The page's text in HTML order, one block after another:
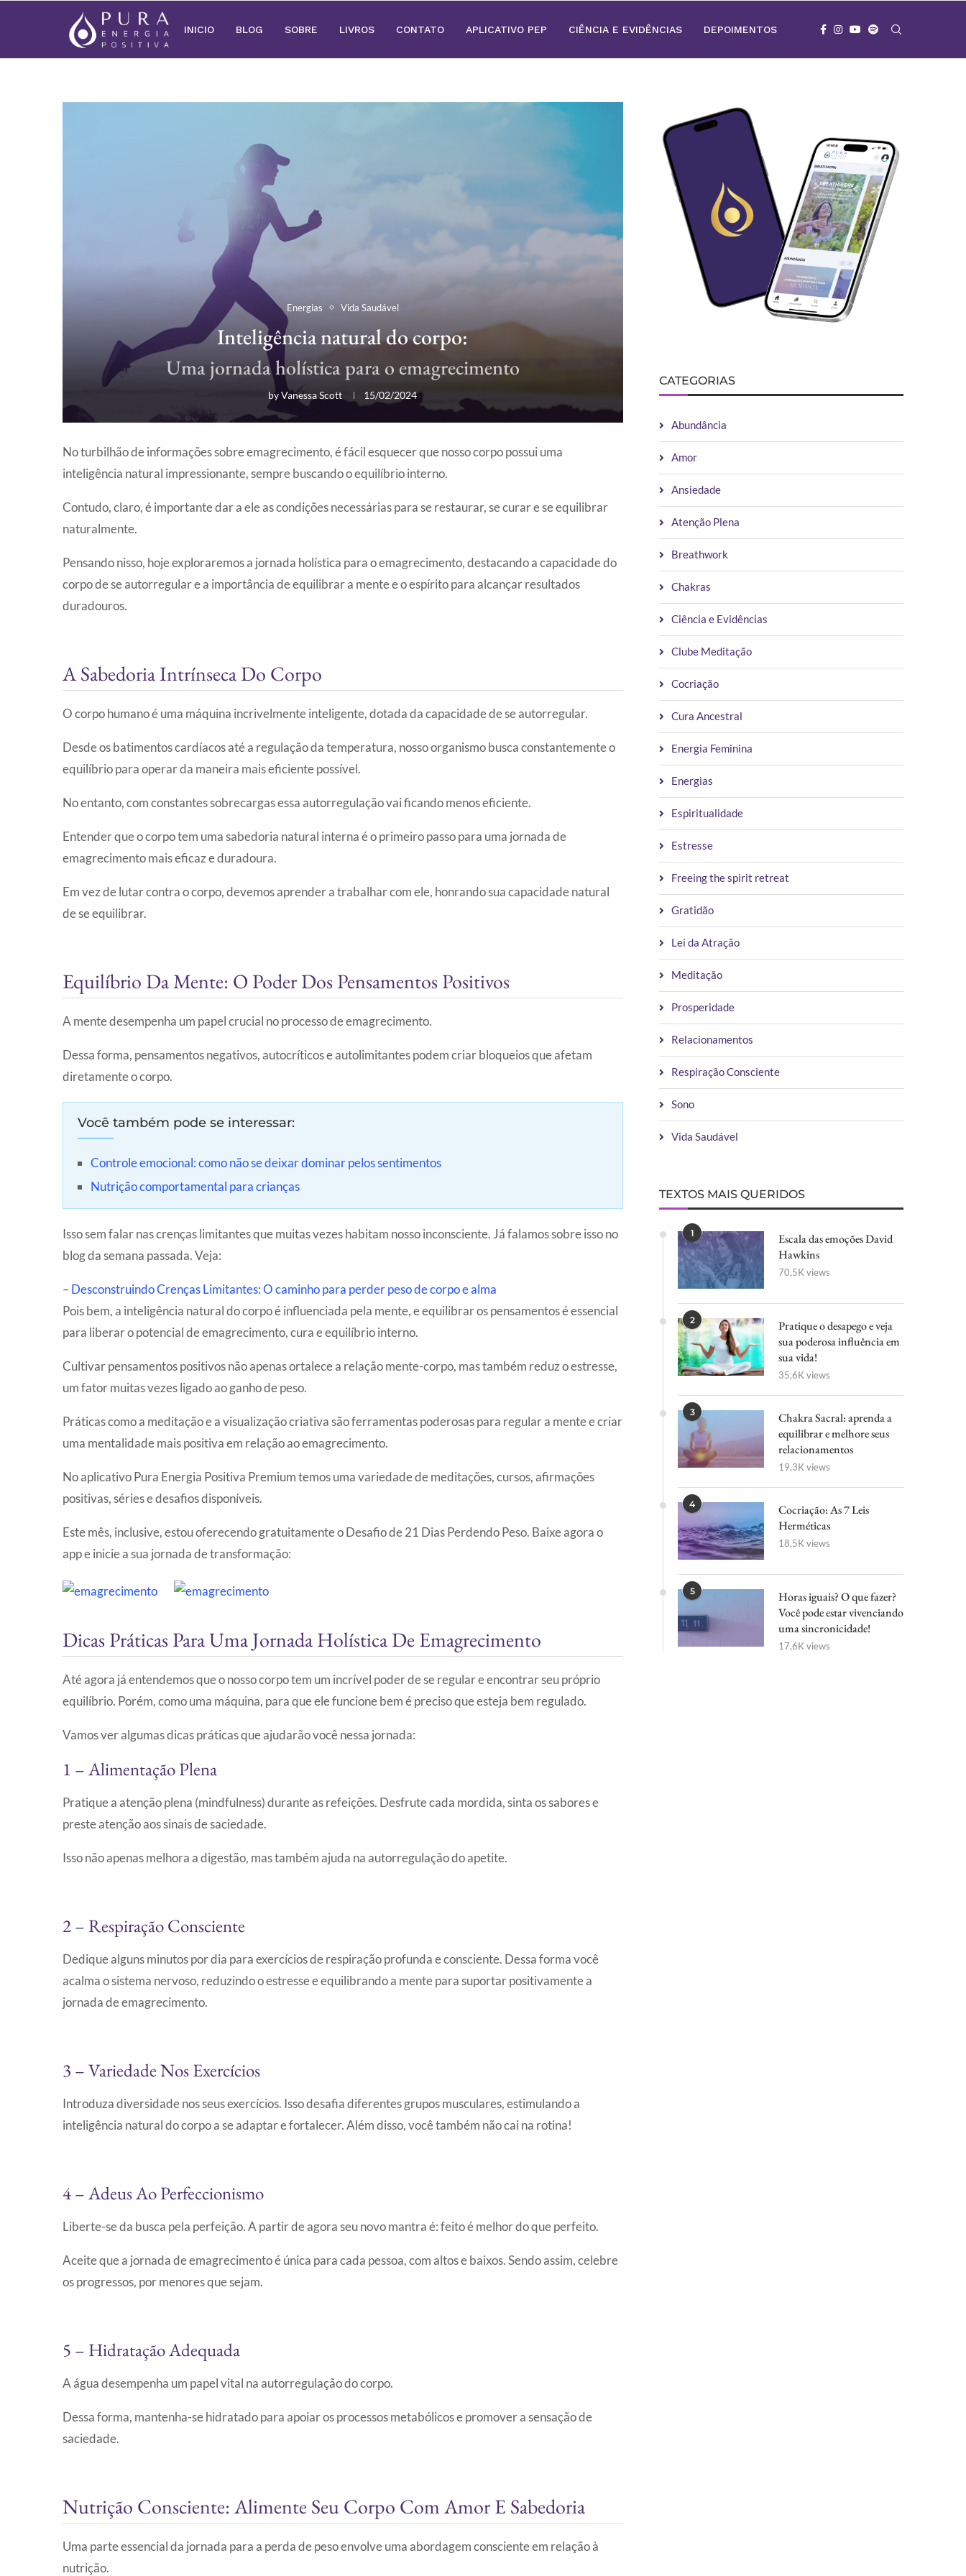
INICIO BLOG SOBRE LIVROS CONTATO APLICATIVO PEP CIÊNCIA E EVIDÊNCIAS DEPOIMENTOS
Energias Vida Saudável
Inteligência natural do corpo:
Uma jornada holística para o emagrecimento
byVanessa Scott 15/02/2024
No turbilhão de informações sobre emagrecimento, é fácil esquecer que nosso corpo possui uma
inteligência natural impressionante, sempre buscando o equilíbrio interno.
Contudo, claro, é importante dar a ele as condições necessárias para se restaurar, se curar e se equilibrar
naturalmente.
Pensando nisso, hoje exploraremos a jornada holística para o emagrecimento, destacando a capacidade do
corpo de se autorregular e a importância de equilibrar a mente e o espírito para alcançar resultados
duradouros.
A Sabedoria Intrínseca Do Corpo
O corpo humano é uma máquina incrivelmente inteligente, dotada da capacidade de se autorregular.
Desde os batimentos cardíacos até a regulação da temperatura, nosso organismo busca constantemente o
equilíbrio para operar da maneira mais eficiente possível.
No entanto, com constantes sobrecargas essa autorregulação vai ficando menos eficiente.
Entender que o corpo tem uma sabedoria natural interna é o primeiro passo para uma jornada de
emagrecimento mais eficaz e duradoura.
Em vez de lutar contra o corpo, devemos aprender a trabalhar com ele, honrando sua capacidade natural
de se equilibrar.
Equilíbrio Da Mente: O Poder Dos Pensamentos Positivos
A mente desempenha um papel crucial no processo de emagrecimento.
Dessa forma, pensamentos negativos, autocríticos e autolimitantes podem criar bloqueios que afetam
diretamente o corpo.
Você também pode se interessar:
Controle emocional: como não se deixar dominar pelos sentimentos
Nutrição comportamental para crianças
Isso sem falar nas crenças limitantes que muitas vezes habitam nosso inconsciente. Já falamos sobre isso no
blog da semana passada. Veja:
– Desconstruindo Crenças Limitantes: O caminho para perder peso de corpo e alma
Pois bem, a inteligência natural do corpo é influenciada pela mente, e equilibrar os pensamentos é essencial
para liberar o potencial de emagrecimento, cura e equilíbrio interno.
Cultivar pensamentos positivos não apenas ortalece a relação mente-corpo, mas também reduz o estresse,
um fator muitas vezes ligado ao ganho de peso.
Práticas como a meditação e a visualização criativa são ferramentas poderosas para regular a mente e criar
uma mentalidade mais positiva em relação ao emagrecimento.
No aplicativo Pura Energia Positiva Premium temos uma variedade de meditações, cursos, afirmações
positivas, séries e desafios disponíveis.
Este mês, inclusive, estou oferecendo gratuitamente o Desafio de 21 Dias Perdendo Peso. Baixe agora o
app e inicie a sua jornada de transformação:
Dicas Práticas Para Uma Jornada Holística De Emagrecimento
Até agora já entendemos que o nosso corpo tem um incrível poder de se regular e encontrar seu próprio
equilíbrio. Porém, como uma máquina, para que ele funcione bem é preciso que esteja bem regulado.
Vamos ver algumas dicas práticas que ajudarão você nessa jornada:
1 – Alimentação Plena
Pratique a atenção plena (mindfulness) durante as refeições. Desfrute cada mordida, sinta os sabores e
preste atenção aos sinais de saciedade.
Isso não apenas melhora a digestão, mas também ajuda na autorregulação do apetite.
2 – Respiração Consciente
Dedique alguns minutos por dia para exercícios de respiração profunda e consciente. Dessa forma você
acalma o sistema nervoso, reduzindo o estresse e equilibrando a mente para suportar positivamente a
jornada de emagrecimento.
3 – Variedade Nos Exercícios
Introduza diversidade nos seus exercícios. Isso desafia diferentes grupos musculares, estimulando a
inteligência natural do corpo a se adaptar e fortalecer. Além disso, você também não cai na rotina!
4 – Adeus Ao Perfeccionismo
Liberte-se da busca pela perfeição. A partir de agora seu novo mantra é: feito é melhor do que perfeito.
Aceite que a jornada de emagrecimento é única para cada pessoa, com altos e baixos. Sendo assim, celebre
os progressos, por menores que sejam.
5 – Hidratação Adequada
A água desempenha um papel vital na autorregulação do corpo.
Dessa forma, mantenha-se hidratado para apoiar os processos metabólicos e promover a sensação de
saciedade.
Nutrição Consciente: Alimente Seu Corpo Com Amor E Sabedoria
Uma parte essencial da jornada para a perda de peso envolve uma abordagem consciente em relação à
nutrição.
CATEGORIAS
Abundância
Amor
Ansiedade
Atenção Plena
Breathwork
Chakras
Ciência e Evidências
Clube Meditação
Cocriação
Cura Ancestral
Energia Feminina
Energias
Espiritualidade
Estresse
Freeing the spirit retreat
Gratidão
Lei da Atração
Meditação
Prosperidade
Relacionamentos
Respiração Consciente
Sono
Vida Saudável
TEXTOS MAIS QUERIDOS
1
Escala das emoções David
Hawkins
70,5K views
2
Pratique o desapego e veja
sua poderosa influência em
sua vida!
35,6K views
3
Chakra Sacral: aprenda a
equilibrar e melhore seus
relacionamentos
19,3K views
4
Cocriação: As 7 Leis
Herméticas
18,5K views
5
Horas iguais? O que fazer?
Você pode estar vivenciando
uma sincronicidade!
17,6K views